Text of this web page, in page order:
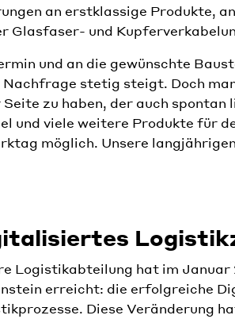
an erstklassige Produkte,
und
und an die gewünschte
stetig steigt. Doch
zu haben, der auch spontan
und viele weitere Produkte für
möglich. Unsere
Logistikabteilung hat im Januar
erreicht: die erfolgreiche
Diese Veränderung